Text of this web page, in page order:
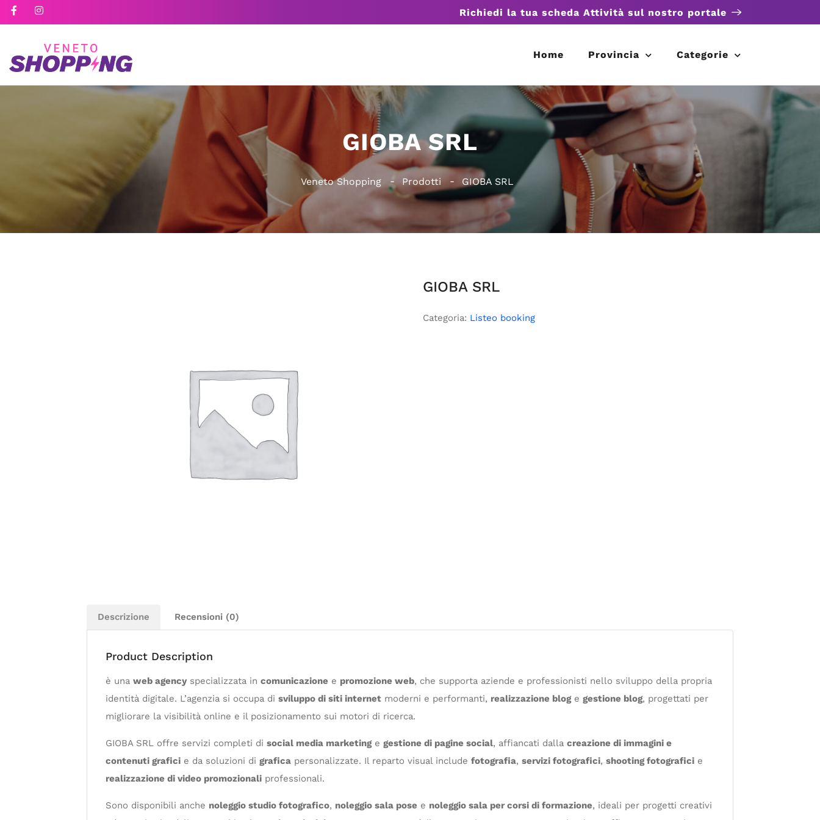
Richiedi la tua scheda Attività sul nostro portale
Home Provincia Categorie
GIOBA SRL
Veneto Shopping Prodotti GIOBA SRL
GIOBA SRL
Categoria: Listeo booking
Descrizione Recensioni (0)
Product Description
è una web agencyspecializzata in comunicazione e promozione web, che supporta aziende e professionisti nello sviluppo della propria
identità digitale. L’agenzia si occupa di sviluppo di siti internet moderni e performanti, realizzazione bloge gestione blog, progettati per
migliorare la visibilità online e il posizionamento sui motori di ricerca.
GIOBA SRL offre servizi completi di social media marketinge gestione di pagine social, affiancati dalla creazione di immagini e
contenuti grafici e da soluzioni di grafica personalizzate. Il reparto visual include fotografia, servizi fotografici, shooting fotografici e
realizzazione di video promozionali professionali.
Sono disponibili anche noleggio studio fotografico, noleggio sala pose e noleggio sala per corsi di formazione, ideali per progetti creativi